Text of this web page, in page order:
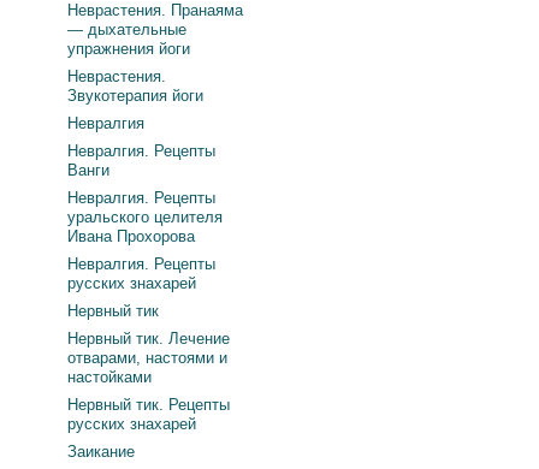
Неврастения. Пранаяма
— дыхательные
упражнения йоги
Неврастения.
Звукотерапия йоги
Невралгия
Невралгия. Рецепты
Ванги
Невралгия. Рецепты
уральского целителя
Ивана Прохорова
Невралгия. Рецепты
русских знахарей
Нервный тик
Нервный тик. Лечение
отварами, настоями и
настойками
Нервный тик. Рецепты
русских знахарей
Заикание